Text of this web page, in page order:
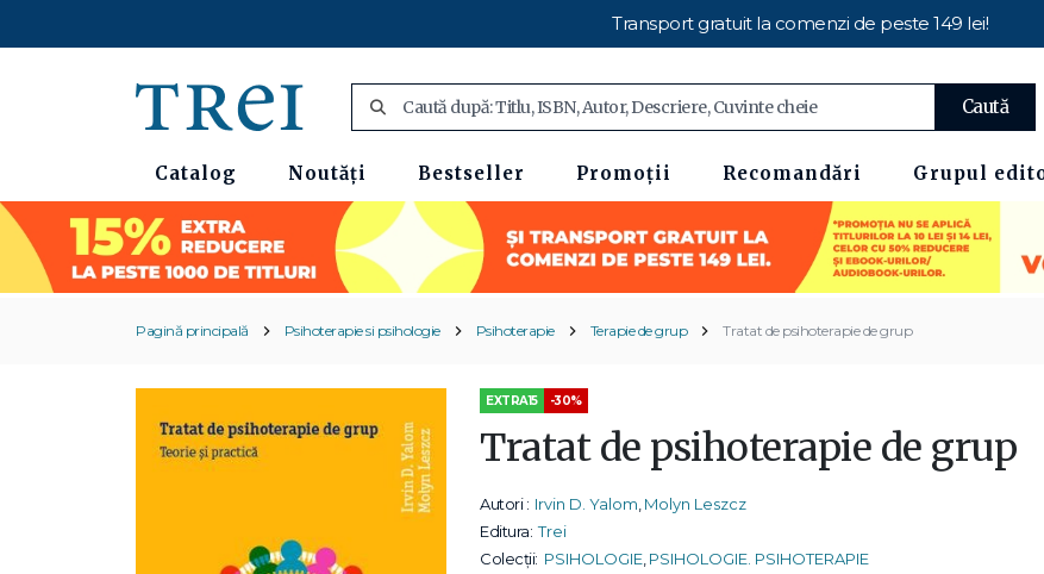
Transport gratuit la comenzi de peste 149 lei!
Caută
Catalog Noutăți Bestseller Promoții Recomandări Grupul
Pagină principală Psihoterapie si psihologie Psihoterapie Terapie de grup Tratat de psihoterapie de grup
EXTRA15 -30%
Tratat de psihoterapie de grup
Autori : Irvin D. Yalom Molyn Leszcz
Editura: Trei
Colecții: PSIHOLOGIE, PSIHOLOGIE. PSIHOTERAPIE